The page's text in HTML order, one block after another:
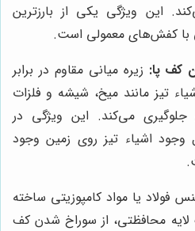
این ویژگی یکی از بارزترین
با کفش‌های معمولی است.
کف پا: زیره میانی مقاوم در برابر
تیز مانند میخ، شیشه و فلزات
می‌کند. این ویژگی در
اشیاء تیز روی زمین وجود
فولاد یا مواد کامپوزیتی ساخته
محافظتی، از سوراخ شدن کف